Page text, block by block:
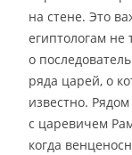
на стене. Это
египтологам
о
ряда царей, о
известно.
с царевичем
когда